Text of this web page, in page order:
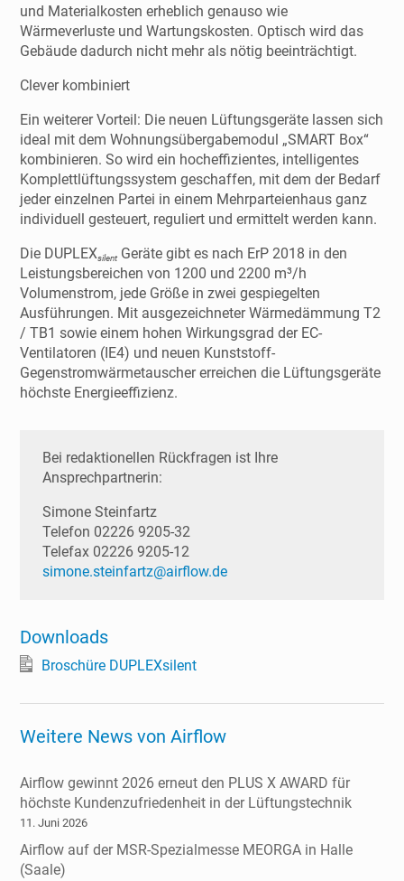
und Materialkosten erheblich genauso wie
Wärmeverluste und Wartungskosten. Optisch wird das
Gebäude dadurch nicht mehr als nötig beeinträchtigt.
Clever kombiniert
Ein weiterer Vorteil: Die neuen Lüftungsgeräte lassen sich
ideal mit dem Wohnungsübergabemodul „SMART Box“
kombinieren. So wird ein hocheffizientes, intelligentes
Komplettlüftungssystem geschaffen, mit dem der Bedarf
jeder einzelnen Partei in einem Mehrparteienhaus ganz
individuell gesteuert, reguliert und ermittelt werden kann.
Die DUPLEXsilentGeräte gibt es nach ErP 2018 in den
Leistungsbereichen von 1200 und 2200 m³/h
Volumenstrom, jede Größe in zwei gespiegelten
Ausführungen. Mit ausgezeichneter Wärmedämmung T2
/ TB1 sowie einem hohen Wirkungsgrad der EC-
Ventilatoren (IE4) und neuen Kunststoff-
Gegenstromwärmetauscher erreichen die Lüftungsgeräte
höchste Energieeffizienz.
Bei redaktionellen Rückfragen ist Ihre
Ansprechpartnerin:
Simone Steinfartz
Telefon 02226 9205-32
Telefax 02226 9205-12
simone.steinfartz@airflow.de
Downloads
Broschüre DUPLEXsilent
Weitere News von Airflow
Airflow gewinnt 2026 erneut den PLUS X AWARD für
höchste Kundenzufriedenheit in der Lüftungstechnik
11. Juni 2026
Airflow auf der MSR-Spezialmesse MEORGA in Halle
(Saale)